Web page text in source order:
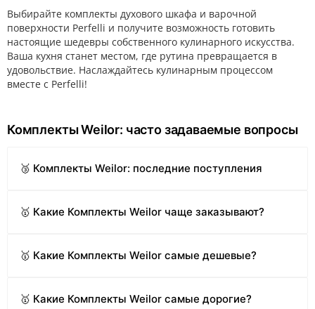
Выбирайте комплекты духового шкафа и варочной
поверхности Perfelli и получите возможность готовить
настоящие шедевры собственного кулинарного искусства.
Ваша кухня станет местом, где рутина превращается в
удовольствие. Наслаждайтесь кулинарным процессом
вместе с Perfelli!
Комплекты Weilor: часто задаваемые вопросы
🥉 Комплекты Weilor: последние поступления
🥇 Какие Комплекты Weilor чаще заказывают?
🥇 Какие Комплекты Weilor самые дешевые?
🥇 Какие Комплекты Weilor самые дорогие?